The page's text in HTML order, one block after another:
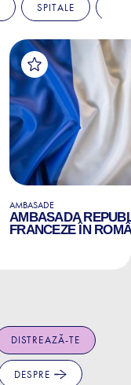
SPITALE
AMBASADE
AMBASADA
FRANCEZE ÎN
DISTREAZĂ-TE
DESPRE